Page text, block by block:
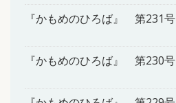
『かもめのひろば』 第231号
『かもめのひろば』 第230号